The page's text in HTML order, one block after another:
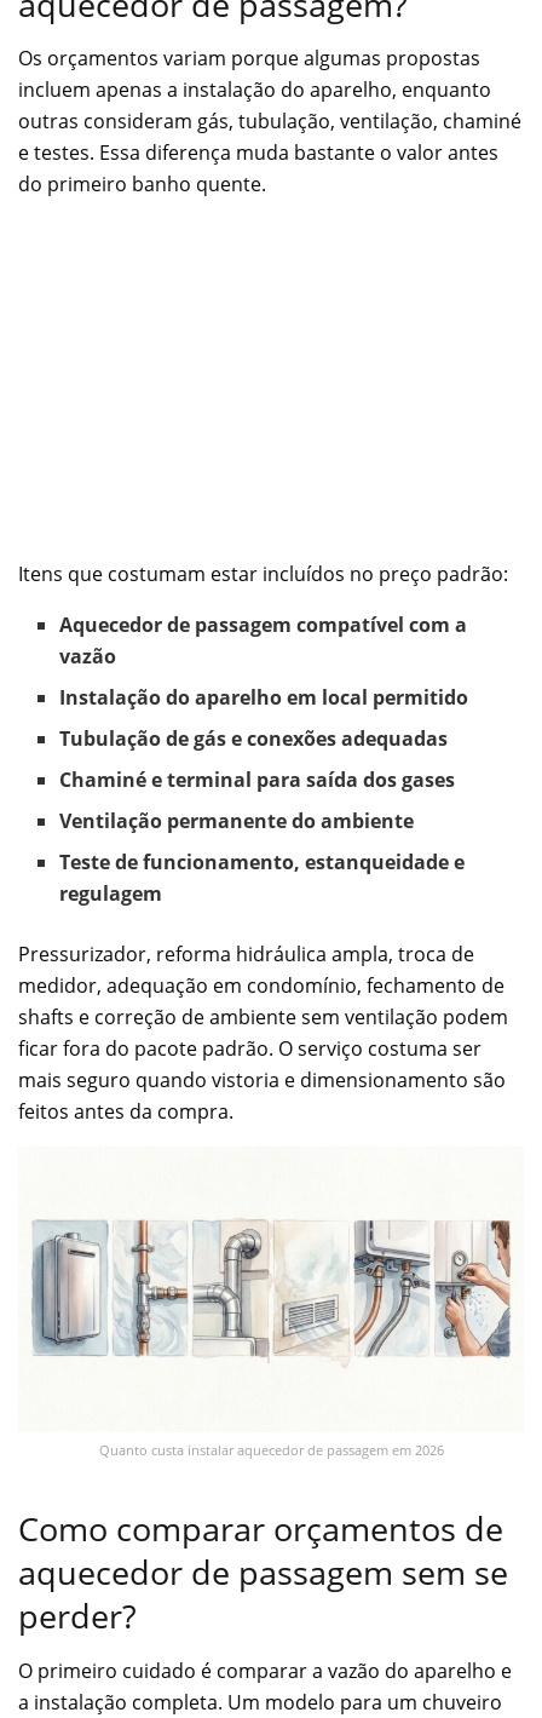
Os orçamentos variam porque algumas propostas
incluem apenas a instalação do aparelho, enquanto
outras consideram gás, tubulação, ventilação, chaminé
e testes. Essa diferença muda bastante o valor antes
do primeiro banho quente.
Itens que costumam estar incluídos no preço padrão:
Aquecedor de passagem compatível com a
vazão
Instalação do aparelho em local permitido
Tubulação de gás e conexões adequadas
Chaminé e terminal para saída dos gases
Ventilação permanente do ambiente
Teste de funcionamento, estanqueidade e
regulagem
Pressurizador, reforma hidráulica ampla, troca de
medidor, adequação em condomínio, fechamento de
shafts e correção de ambiente sem ventilação podem
ficar fora do pacote padrão. O serviço costuma ser
mais seguro quando vistoria e dimensionamento são
feitos antes da compra.
Quanto custa instalar aquecedor de passagem em 2026
Como comparar orçamentos de
aquecedor de passagem sem se
perder?
O primeiro cuidado é comparar a vazão do aparelho e
a instalação completa. Um modelo para um chuveiro